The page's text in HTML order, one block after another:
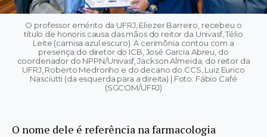
O professor emérito da UFRJ, Eliezer Barreiro, recebeu o
título de honoris causa das mãos do reitor da Univasf, Télio
Leite (camisa azul escuro). A cerimônia contou com a
presença do diretor do ICB, José Garcia Abreu, do
coordenador do NPPN/Univasf, Jackson Almeida, do reitor da
UFRJ, Roberto Medronho e do decano do CCS, Luiz Eurico
Nasciutti (da esquerda para a direita) | Foto: Fábio Café
(SGCOM/UFRJ)
O nome dele é referência na farmacologia